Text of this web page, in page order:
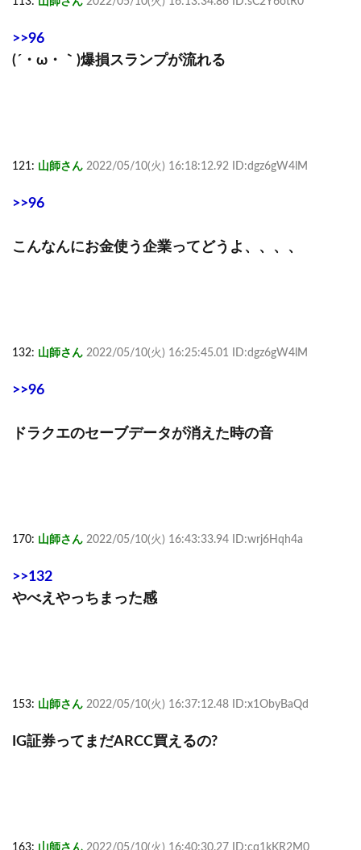
>>96
(´・ω・｀)爆損スランプが流れる
121: 山師さん 2022/05/10(火) 16:18:12.92 ID:dgz6gW4lM
>>96
こんなんにお金使う企業ってどうよ、、、、
132: 山師さん 2022/05/10(火) 16:25:45.01 ID:dgz6gW4lM
>>96
ドラクエのセーブデータが消えた時の音
170: 山師さん 2022/05/10(火) 16:43:33.94 ID:wrj6Hqh4a
>>132
やべえやっちまった感
153: 山師さん 2022/05/10(火) 16:37:12.48 ID:x1ObyBaQd
IG証券ってまだARCC買えるの?
163: 山師さん 2022/05/10(火) 16:40:30.27 ID:cq1kKR2M0